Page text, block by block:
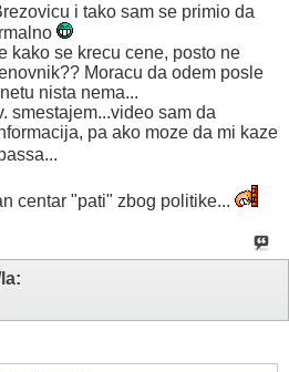
i tako sam se primio da
kako se krecu cene, posto ne
Moracu da odem posle
nista nema...
smestajem...video sam da
pa ako moze da mi kaze
centar "pati" zbog politike...